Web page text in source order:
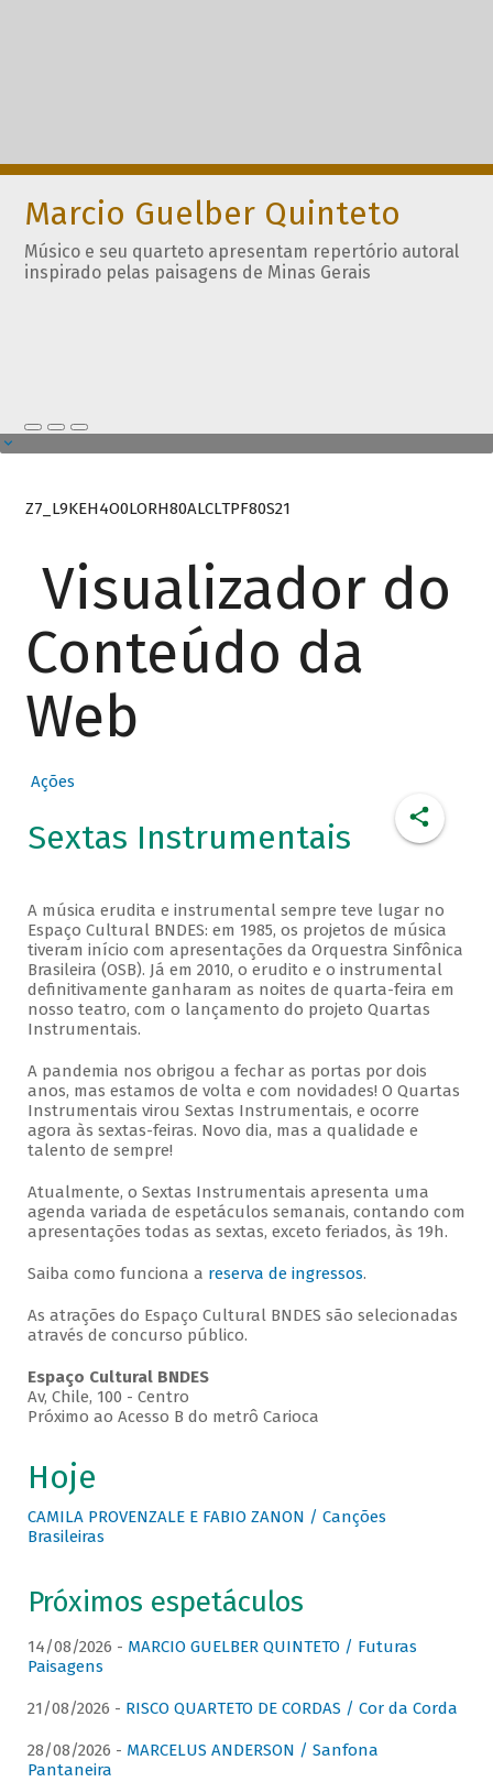
Marcio Guelber Quinteto
Músico e seu quarteto apresentam repertório autoral
inspirado pelas paisagens de Minas Gerais
Z7_L9KEH4O0LORH80ALCLTPF80S21
Visualizador do
Conteúdo da
Web
Ações
Sextas Instrumentais
A música erudita e instrumental sempre teve lugar no
Espaço Cultural BNDES: em 1985, os projetos de música
tiveram início com apresentações da Orquestra Sinfônica
Brasileira (OSB). Já em 2010, o erudito e o instrumental
definitivamente ganharam as noites de quarta-feira em
nosso teatro, com o lançamento do projeto Quartas
Instrumentais.
A pandemia nos obrigou a fechar as portas por dois
anos, mas estamos de volta e com novidades! O Quartas
Instrumentais virou Sextas Instrumentais, e ocorre
agora às sextas-feiras. Novo dia, mas a qualidade e
talento de sempre!
Atualmente, o Sextas Instrumentais apresenta uma
agenda variada de espetáculos semanais, contando com
apresentações todas as sextas, exceto feriados, às 19h.
Saiba como funciona a reserva de ingressos.
As atrações do Espaço Cultural BNDES são selecionadas
através de concurso público.
Espaço Cultural BNDES
Av, Chile, 100 - Centro
Próximo ao Acesso B do metrô Carioca
Hoje
CAMILA PROVENZALE E FABIO ZANON / Canções
Brasileiras
Próximos espetáculos
14/08/2026 - MARCIO GUELBER QUINTETO / Futuras
Paisagens
21/08/2026 - RISCO QUARTETO DE CORDAS / Cor da Corda
28/08/2026 - MARCELUS ANDERSON / Sanfona
Pantaneira